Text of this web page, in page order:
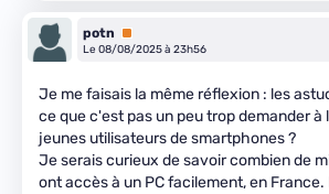
potn
Premium
Le 08/08/2025 à 23h56
Je me faisais la même réflexion : les
ce que c'est pas un peu trop demander à
jeunes utilisateurs de smartphones ?
Je serais curieux de savoir combien de
ont accès à un PC facilement, en